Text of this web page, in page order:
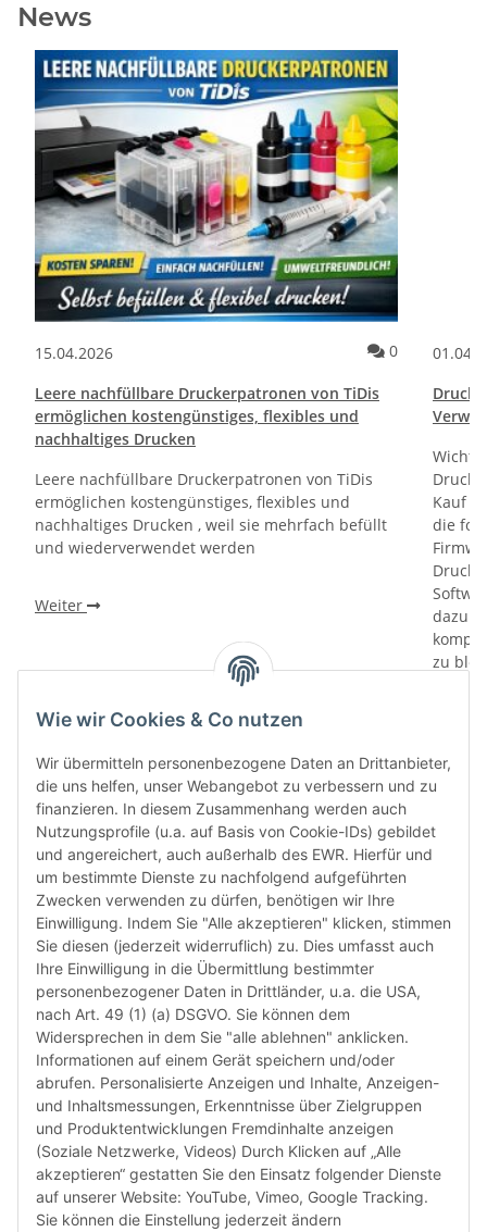
News
15.04.2026 Kommentare
0
Leere nachfüllbare Druckerpatronen von TiDis
ermöglichen kostengünstiges, flexibles und
nachhaltiges Drucken
Leere nachfüllbare Druckerpatronen von TiDis
ermöglichen kostengünstiges, flexibles und
nachhaltiges Drucken , weil sie mehrfach befüllt
und wiederverwendet werden
Weiter
Kauf
die
dazu
zu
„6-
das
dass
Wie wir Cookies & Co nutzen
Wir übermitteln personenbezogene Daten an Drittanbieter,
die uns helfen, unser Webangebot zu verbessern und zu
finanzieren. In diesem Zusammenhang werden auch
Nutzungsprofile (u.a. auf Basis von Cookie-IDs) gebildet
und angereichert, auch außerhalb des EWR. Hierfür und
um bestimmte Dienste zu nachfolgend aufgeführten
Zwecken verwenden zu dürfen, benötigen wir Ihre
Einwilligung. Indem Sie "Alle akzeptieren" klicken, stimmen
Sie diesen (jederzeit widerruflich) zu. Dies umfasst auch
Ihre Einwilligung in die Übermittlung bestimmter
personenbezogener Daten in Drittländer, u.a. die USA,
nach Art. 49 (1) (a) DSGVO. Sie können dem
Widersprechen in dem Sie "alle ablehnen" anklicken.
Informationen auf einem Gerät speichern und/oder
abrufen. Personalisierte Anzeigen und Inhalte, Anzeigen-
und Inhaltsmessungen, Erkenntnisse über Zielgruppen
und Produktentwicklungen Fremdinhalte anzeigen
(Soziale Netzwerke, Videos) Durch Klicken auf „Alle
akzeptieren“ gestatten Sie den Einsatz folgender Dienste
auf unserer Website: YouTube, Vimeo, Google Tracking.
Sie können die Einstellung jederzeit ändern